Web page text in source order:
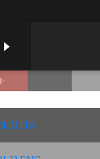
11 ITA